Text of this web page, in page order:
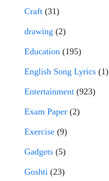
Craft (31)
drawing (2)
Education (195)
English Song Lyrics (1)
Entertainment (923)
Exam Paper (2)
Exercise (9)
Gadgets (5)
Goshti (23)